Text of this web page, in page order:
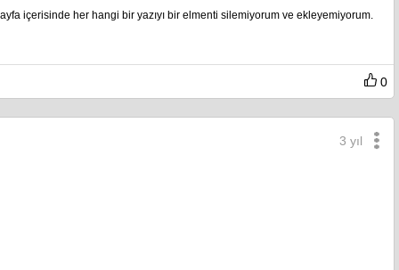
içerisinde her hangi bir yazıyı bir elmenti silemiyorum ve ekleyemiyorum.
0
3 yıl